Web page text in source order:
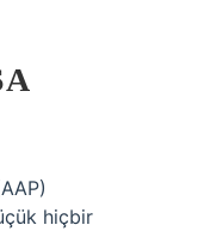
hiçbir